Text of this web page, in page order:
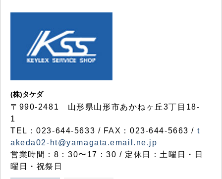
(株)タケダ
〒990-2481 山形県山形市あかねヶ丘3丁目18-
1
TEL：023-644-5633 / FAX：023-644-5663 / t
akeda02-ht@yamagata.email.ne.jp
営業時間：8：30〜17：30 / 定休日：土曜日・日
曜日・祝祭日